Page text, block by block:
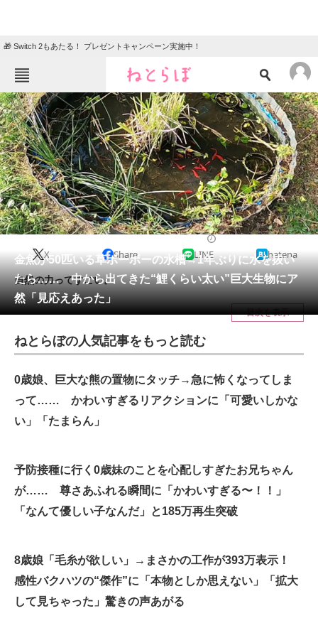
🎁 Switch 2もあたる！ プレゼントキャンペーン実施中！
ねとらぼメニュー
TOP ニュース
エンタメ クイズ
グルメ 地域
住まい 教育・育児
動物 リサーチ
会員記事
メディア
注目記事を集めた総合ページ
ITの今と未来を見通す
スマホと通信の最新トレンド
進化するPCとデバイスの未来
ビジネスと働き方のヒント
経営リーダーのコミュニティ
金魚が50匹いる草ボーボーの水槽→1年ぶりに水を抜い
たら…… 中から出てきた“鯉くらい太い”巨大生物にア
然「見応えあった」
X Share LINE hatena
自然の力ってすごい。
目次を表示
ねとらぼの人気記事をもっと読む
0歳娘、巨大な熊の置物にタッチ→急に怖くなってしま
って…… かわいすぎるリアクションに「可愛いしかな
い」「たまらん」
予防接種に行く0歳妹のことを心配しすぎたお兄ちゃん
が…… 尊さあふれる瞬間に「かわいすぎる〜！！」
「なんて優しい子なんだ」と185万再生突破
8歳娘「毛糸が欲しい」→まさかの工作が393万表示！
感性バクハツの“傑作”に「本物としか思えない」「拡大
して見ちゃった」驚きの声あがる